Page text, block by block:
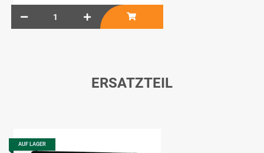
ERSATZTEIL
AUF LAGER